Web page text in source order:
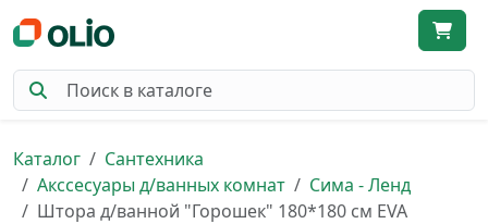
Каталог
Сантехника
Акссесуары д/ванных комнат
Сима - Ленд
Штора д/ванной "Горошек" 180*180 см EVA